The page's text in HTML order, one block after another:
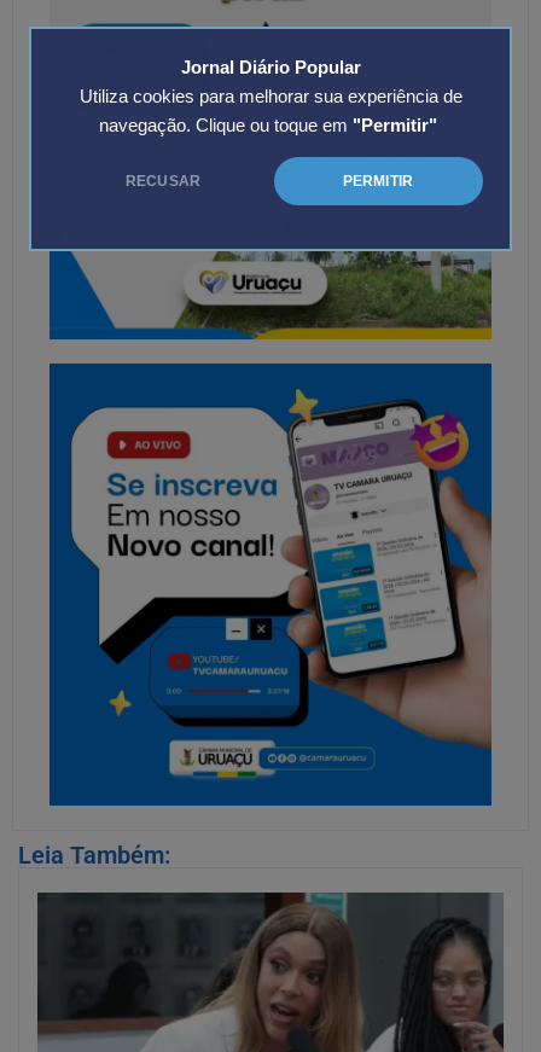
Jornal Diário Popular
Utiliza cookies para melhorar sua experiência de
navegação. Clique ou toque em "Permitir"
RECUSAR PERMITIR
Leia Também: